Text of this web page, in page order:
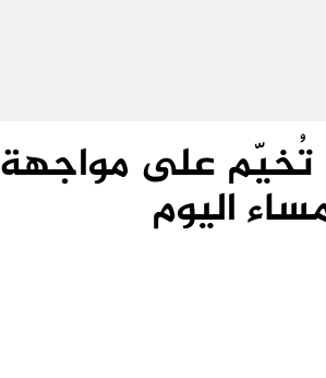
ذكريات مونديال فرنسا 1998 تُخيّم على مواجهة
اليوم